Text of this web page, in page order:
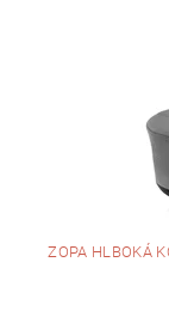
ZOPA HLBOKÁ